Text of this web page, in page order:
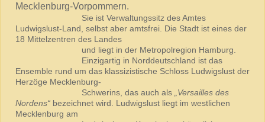
Mecklenburg-Vorpommern.
Sie ist Verwaltungssitz des Amtes
Ludwigslust-Land, selbst aber amtsfrei. Die Stadt ist eines der
18 Mittelzentren des Landes
und liegt in der Metropolregion Hamburg.
Einzigartig in Norddeutschland ist das
Ensemble rund um das klassizistische Schloss Ludwigslust der
Herzöge Mecklenburg-
Schwerins, das auch als „Versailles des
Nordens“ bezeichnet wird. Ludwigslust liegt im westlichen
Mecklenburg am